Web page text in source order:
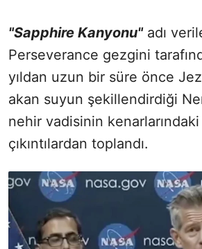
"Sapphire Kanyonu"adı
Perseverance gezgini
yıldan uzun bir süre önce
akan suyun şekillendirdiği
nehir vadisinin kenarlarındaki
çıkıntılardan toplandı.